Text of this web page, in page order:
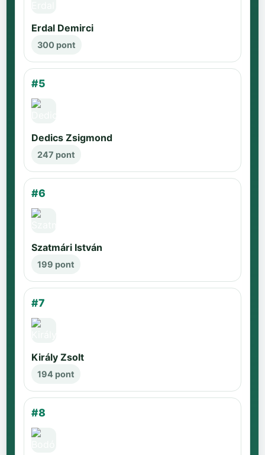
Erdal Demirci
300 pont
#5
Dedics Zsigmond
247 pont
#6
Szatmári István
199 pont
#7
Király Zsolt
194 pont
#8